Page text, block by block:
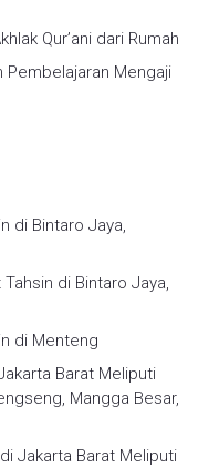
Qur’ani dari Rumah
Pembelajaran Mengaji
di Bintaro Jaya,
di Bintaro Jaya,
di Menteng
Barat Meliputi
Mangga Besar,
Jakarta Barat Meliputi